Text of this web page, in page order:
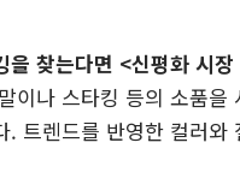
을 찾는다면 <신평화 시
이나 스타킹 등의 소품
. 트렌드를 반영한 컬러